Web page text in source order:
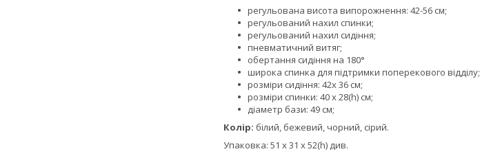
регульована висота випорожнення: 42-56 см;
регульований нахил спинки;
регульований нахил сидіння;
пневматичний витяг;
обертання сидіння на 180°
широка спинка для підтримки поперекового відділу;
розміри сидіння: 42х 36 см;
розміри спинки: 40 х 28(h) см;
діаметр бази: 49 см;
Колір: білий, бежевий, чорний, сірий.
Упаковка: 51 х 31 х 52(h) див.